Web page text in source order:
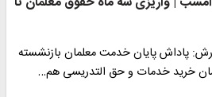
پاداش پایان خدمت معلمان بازنشسته